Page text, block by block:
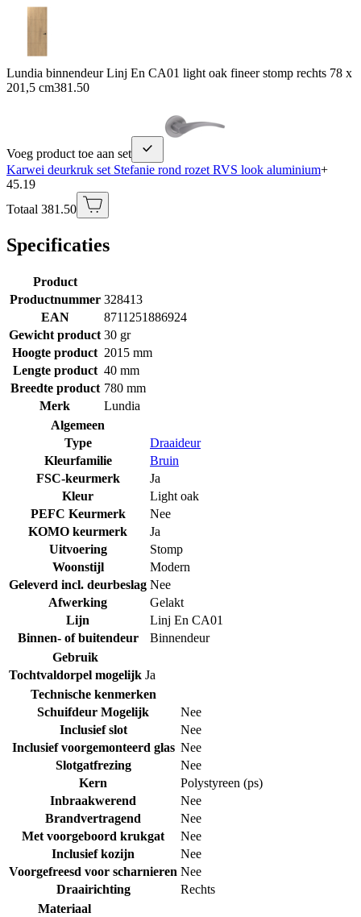
Lundia binnendeur Linj En CA01 light oak fineer stomp rechts 78 x
201,5 cm381.50
Voeg product toe aan set
Karwei deurkruk set Stefanie rond rozet RVS look aluminium+
45.19
Totaal 381.50
Specificaties
Product
Productnummer 328413
EAN
8711251886924
Gewicht product 30 gr
Hoogte product 2015 mm
Lengte product 40 mm
Breedte product 780 mm
Merk
Lundia
Algemeen
Type
Draaideur
Kleurfamilie
Bruin
FSC-keurmerk
Ja
Kleur
Light oak
PEFC Keurmerk
Nee
KOMO keurmerk
Ja
Uitvoering
Stomp
Woonstijl
Modern
Geleverd incl. deurbeslag Nee
Afwerking
Gelakt
Lijn
Linj En CA01
Binnen- of buitendeur
Binnendeur
Gebruik
Tochtvaldorpel mogelijk Ja
Technische kenmerken
Schuifdeur Mogelijk
Nee
Inclusief slot
Nee
Inclusief voorgemonteerd glas Nee
Slotgatfrezing
Nee
Kern
Polystyreen (ps)
Inbraakwerend
Nee
Brandvertragend
Nee
Met voorgeboord krukgat
Nee
Inclusief kozijn
Nee
Voorgefreesd voor scharnieren Nee
Draairichting
Rechts
Materiaal